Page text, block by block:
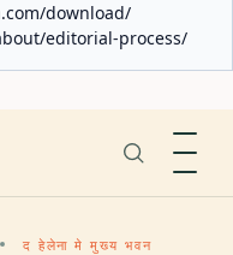
download/
editorial-process/
द हेलेना मे मुख्य भवन